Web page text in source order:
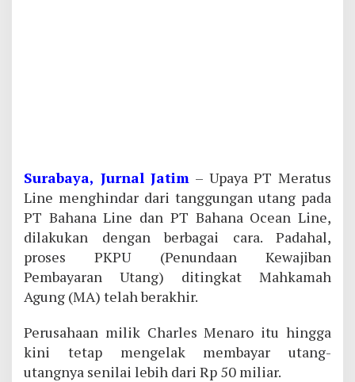
Surabaya, Jurnal Jatim – Upaya PT Meratus
Line menghindar dari tanggungan utang pada
PT Bahana Line dan PT Bahana Ocean Line,
dilakukan dengan berbagai cara. Padahal,
proses PKPU (Penundaan Kewajiban
Pembayaran Utang) ditingkat Mahkamah
Agung (MA) telah berakhir.
Perusahaan milik Charles Menaro itu hingga
kini tetap mengelak membayar utang-
utangnya senilai lebih dari Rp 50 miliar.